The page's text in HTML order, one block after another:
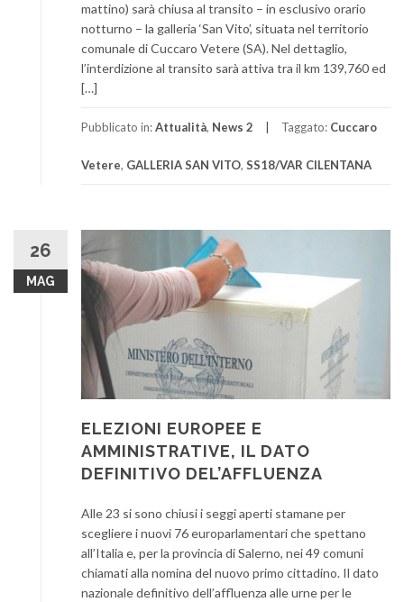
mattino) sarà chiusa al transito – in esclusivo orario
notturno – la galleria ‘San Vito’, situata nel territorio
comunale di Cuccaro Vetere (SA). Nel dettaglio,
l’interdizione al transito sarà attiva tra il km 139,760 ed
[…]
Pubblicato in:Attualità, News 2 Taggato: Cuccaro
Vetere, GALLERIA SAN VITO, SS18/VAR CILENTANA
26
MAG
ELEZIONI EUROPEE E
AMMINISTRATIVE, IL DATO
DEFINITIVO DEL’AFFLUENZA
Alle 23 si sono chiusi i seggi aperti stamane per
scegliere i nuovi 76 europarlamentari che spettano
all’Italia e, per la provincia di Salerno, nei 49 comuni
chiamati alla nomina del nuovo primo cittadino. Il dato
nazionale definitivo dell’affluenza alle urne per le